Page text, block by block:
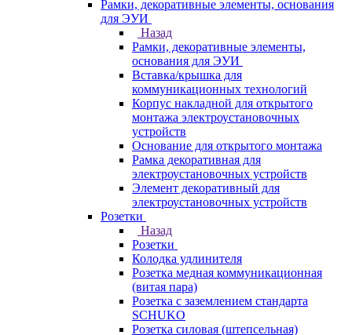
Рамки, декоративные элементы, основания
для ЭУИ
Назад
Рамки, декоративные элементы,
основания для ЭУИ
Вставка/крышка для
коммуникационных технологий
Корпус накладной для открытого
монтажа электроустановочных
устройств
Основание для открытого монтажа
Рамка декоративная для
электроустановочных устройств
Элемент декоративный для
электроустановочных устройств
Розетки
Назад
Розетки
Колодка удлинителя
Розетка медная коммуникационная
(витая пара)
Розетка с заземлением стандарта
SCHUKO
Розетка силовая (штепсельная)